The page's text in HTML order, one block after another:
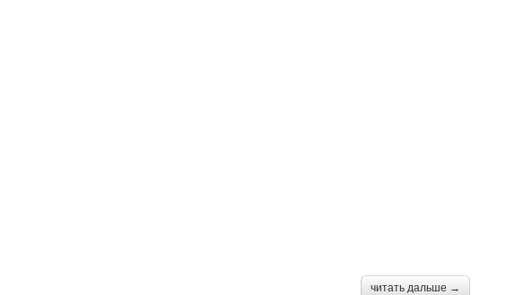
читать дальше →